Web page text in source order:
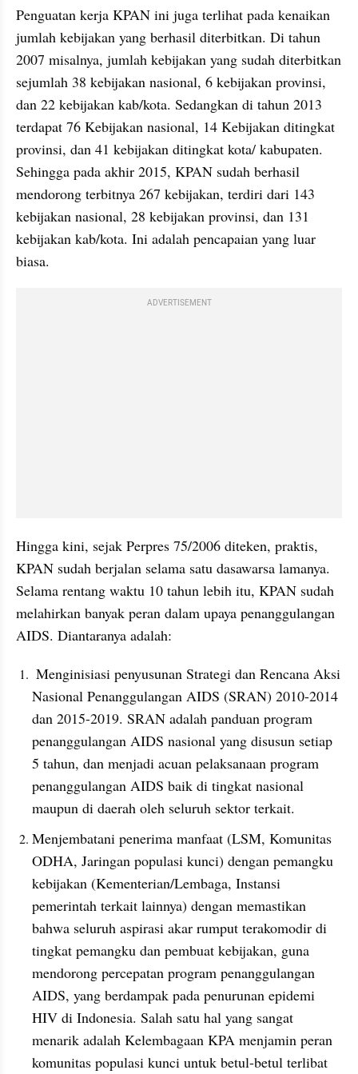
Penguatan kerja KPAN ini juga terlihat pada kenaikan
jumlah kebijakan yang berhasil diterbitkan. Di tahun
2007 misalnya, jumlah kebijakan yang sudah diterbitkan
sejumlah 38 kebijakan nasional, 6 kebijakan provinsi,
dan 22 kebijakan kab/kota. Sedangkan di tahun 2013
terdapat 76 Kebijakan nasional, 14 Kebijakan ditingkat
provinsi, dan 41 kebijakan ditingkat kota/ kabupaten.
Sehingga pada akhir 2015, KPAN sudah berhasil
mendorong terbitnya 267 kebijakan, terdiri dari 143
kebijakan nasional, 28 kebijakan provinsi, dan 131
kebijakan kab/kota. Ini adalah pencapaian yang luar
biasa.
ADVERTISEMENT
Hingga kini, sejak Perpres 75/2006 diteken, praktis,
KPAN sudah berjalan selama satu dasawarsa lamanya.
Selama rentang waktu 10 tahun lebih itu, KPAN sudah
melahirkan banyak peran dalam upaya penanggulangan
AIDS. Diantaranya adalah:
Nasional Penanggulangan AIDS (SRAN) 2010-2014
dan 2015-2019. SRAN adalah panduan program
penanggulangan AIDS nasional yang disusun setiap
5 tahun, dan menjadi acuan pelaksanaan program
penanggulangan AIDS baik di tingkat nasional
maupun di daerah oleh seluruh sektor terkait.
Menjembatani penerima manfaat (LSM, Komunitas
ODHA, Jaringan populasi kunci) dengan pemangku
kebijakan (Kementerian/Lembaga, Instansi
pemerintah terkait lainnya) dengan memastikan
bahwa seluruh aspirasi akar rumput terakomodir di
tingkat pemangku dan pembuat kebijakan, guna
mendorong percepatan program penanggulangan
AIDS, yang berdampak pada penurunan epidemi
HIV di Indonesia. Salah satu hal yang sangat
menarik adalah Kelembagaan KPA menjamin peran
komunitas populasi kunci untuk betul-betul terlibat